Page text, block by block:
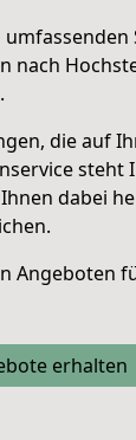
nach
die auf
steht
dabei
Angeboten
erhalten